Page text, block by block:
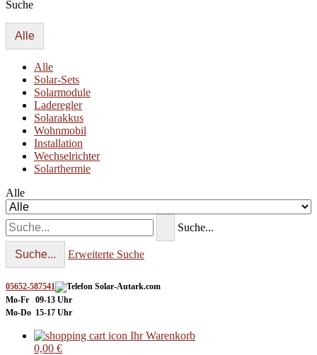
Suche
Alle
Alle
Solar-Sets
Solarmodule
Laderegler
Solarakkus
Wohnmobil
Installation
Wechselrichter
Solarthermie
Alle
Suche...
Suche... Erweiterte Suche
05652-587541
Mo-Fr 09-13 Uhr
Mo-Do 15-17 Uhr
Ihr Warenkorb
0,00 €